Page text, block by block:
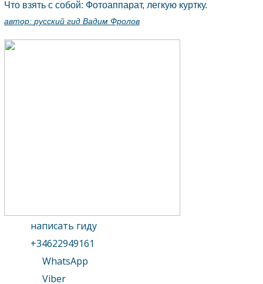
Что взять с собой: Фотоаппарат, легкую куртку.
автор: русский гид Вадим Фролов
написать гиду
+34622949161
WhatsApp
Viber